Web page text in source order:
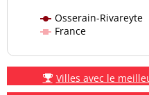
Osserain-Rivareyte
France
Villes avec le